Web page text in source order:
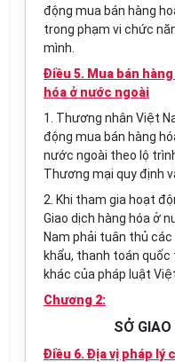
động mua bán hàng
trong phạm vi chức
mình.
Điều 5. Mua bán
hóa ở nước ngoài
1. Thương nhân Việt
động mua bán hàng
nước ngoài theo lộ
Thương mại quy định
2. Khi tham gia hoạt
Giao dịch hàng hóa ở
Nam phải tuân thủ
khẩu, thanh toán quốc
khác của pháp luật
Chương 2:
SỞ
Điều 6. Địa vị pháp lý